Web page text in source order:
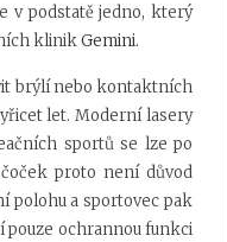
v podstatě jedno, který
klinikGemini.
brýlí nebo kontaktních
let. Moderní lasery
sportů se lze po
proto není důvod
polohu a sportovec pak
pouze ochrannou funkci